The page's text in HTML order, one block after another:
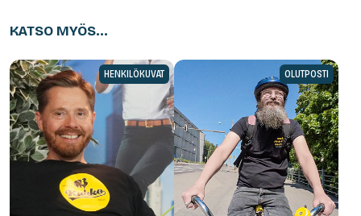
KATSO MYÖS...
HENKILÖKUVAT OLUTPOSTI